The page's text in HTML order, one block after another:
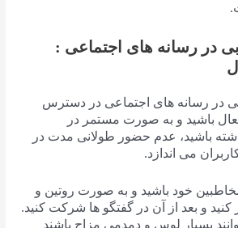
در رسانه های اجتماعی :
در رسانه های اجتماعی در دسترس
باشید و به صورت مستمر در
باشید، عدم حضور طولانی مدت در
می اندازد.
خود باشید و به صورت روتین و
و بعد از آن در گفتگو ها شرکت کنید.
بسیار لوس و دمدمی مزاج باشند